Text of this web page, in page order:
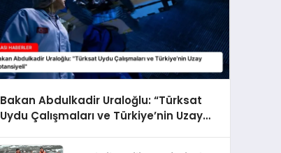
Bakan Abdulkadir Uraloğlu: “Türksat
Uydu Çalışmaları ve Türkiye’nin Uzay